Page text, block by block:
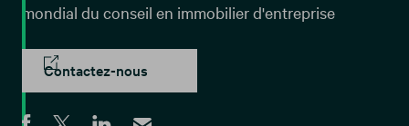
mondial du conseil en immobilier d'entreprise
Contactez-nous